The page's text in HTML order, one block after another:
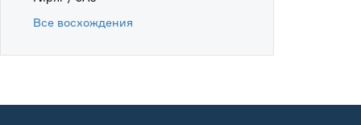
Все восхождения